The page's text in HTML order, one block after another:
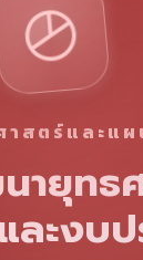
สตร์และแผ
ายุทธ
ละงบ